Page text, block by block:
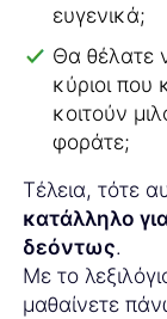
ευγενικά;
Θα θέλατε
κύριοι που
κοιτούν
φοράτε;
Τέλεια, τότε
κατάλληλο
δεόντως.
Με το
μαθαίνετε